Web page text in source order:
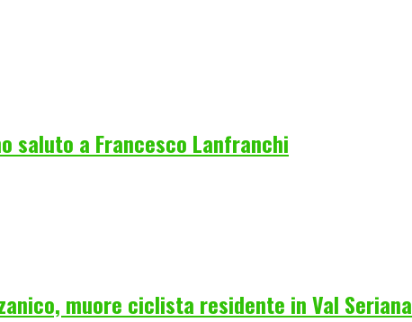
saluto a Francesco Lanfranchi
muore ciclista residente in Val Seriana